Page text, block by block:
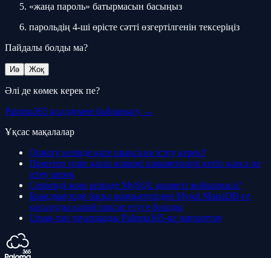
«жаңа пароль» батырмасын басыңыз
парольдің 4-ші өрісте сәтті өзгертілгенін тексеріңіз
Пайдалы болды ма?
Иә Жоқ
Әлі де көмек керек пе?
Paloma365 қолдаумен байланысу →
Ұқсас мақалалар
Орнату кезінде қате шықса не істеу керек?
Принтер үшін қағаз өлшемі параметрлері кетіп қалса не
істеу керек
Серверді жою кезінде MySQL қызметі жойылмаса?
Брандмауэрде басқа компьютерден Mysql MariaDB-ге
қосылуды қалай рұқсат етуге болады
Umag-тан тауарларды Paloma365-ке импорттау